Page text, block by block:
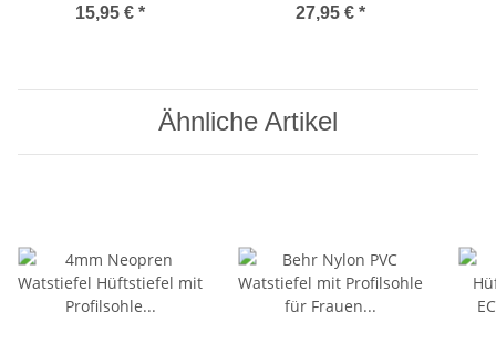
15,95 € * 27,95 € *
Ähnliche Artikel